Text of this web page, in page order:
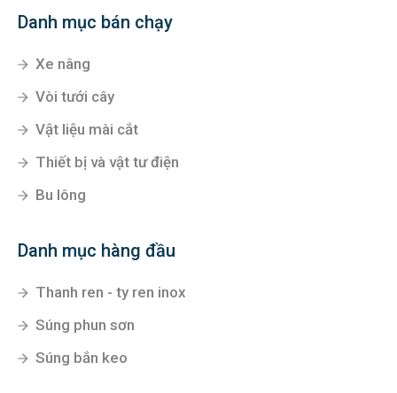
Danh mục bán chạy
Xe nâng
Vòi tưới cây
Vật liệu mài cắt
Thiết bị và vật tư điện
Bu lông
Danh mục hàng đầu
Thanh ren - ty ren inox
Súng phun sơn
Súng bắn keo